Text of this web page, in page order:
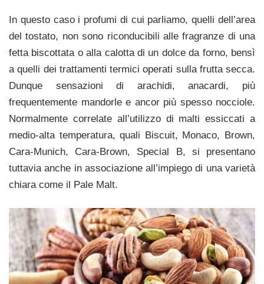
In questo caso i profumi di cui parliamo, quelli dell’area
del tostato, non sono riconducibili alle fragranze di una
fetta biscottata o alla calotta di un dolce da forno, bensì
a quelli dei trattamenti termici operati sulla frutta secca.
Dunque sensazioni di arachidi, anacardi, più
frequentemente mandorle e ancor più spesso nocciole.
Normalmente correlate all’utilizzo di malti essiccati a
medio-alta temperatura, quali Biscuit, Monaco, Brown,
Cara-Munich, Cara-Brown, Special B, si presentano
tuttavia anche in associazione all’impiego di una varietà
chiara come il Pale Malt.